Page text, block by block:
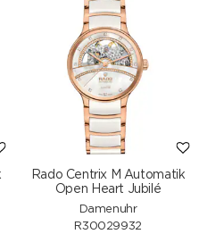
Rado Centrix M Automatik
Open Heart Jubilé
Damenuhr
R30029932